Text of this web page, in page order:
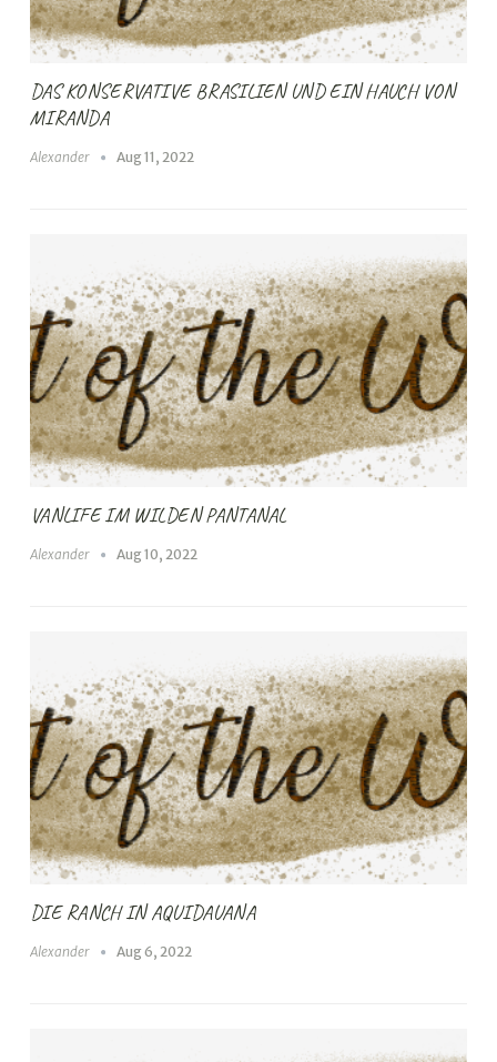
DAS KONSERVATIVE BRASILIEN UND EIN HAUCH VON
MIRANDA
Alexander Aug 11, 2022
VANLIFE IM WILDEN PANTANAL
Alexander Aug 10, 2022
DIE RANCH IN AQUIDAUANA
Alexander Aug 6, 2022